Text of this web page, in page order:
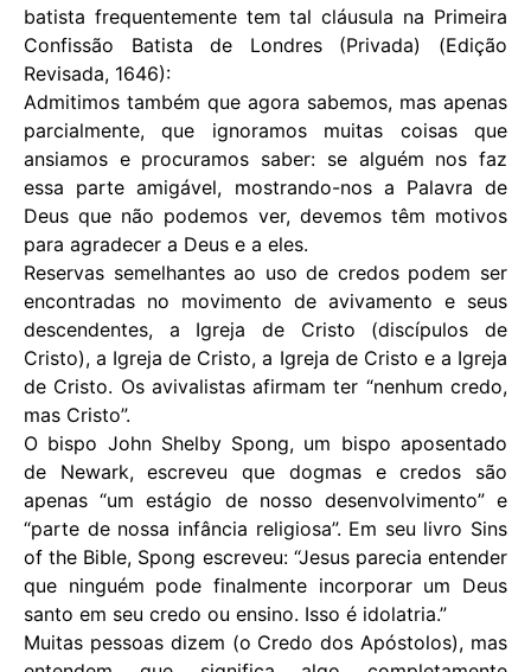
batista frequentemente tem tal cláusula na Primeira
Confissão Batista de Londres (Privada) (Edição
Revisada, 1646):
Admitimos também que agora sabemos, mas apenas
parcialmente, que ignoramos muitas coisas que
ansiamos e procuramos saber: se alguém nos faz
essa parte amigável, mostrando-nos a Palavra de
Deus que não podemos ver, devemos têm motivos
para agradecer a Deus e a eles.
Reservas semelhantes ao uso de credos podem ser
encontradas no movimento de avivamento e seus
descendentes, a Igreja de Cristo (discípulos de
Cristo), a Igreja de Cristo, a Igreja de Cristo e a Igreja
de Cristo. Os avivalistas afirmam ter “nenhum credo,
mas Cristo”.
O bispo John Shelby Spong, um bispo aposentado
de Newark, escreveu que dogmas e credos são
apenas “um estágio de nosso desenvolvimento” e
“parte de nossa infância religiosa”. Em seu livro Sins
of the Bible, Spong escreveu: “Jesus parecia entender
que ninguém pode finalmente incorporar um Deus
santo em seu credo ou ensino. Isso é idolatria.”
Muitas pessoas dizem (o Credo dos Apóstolos), mas